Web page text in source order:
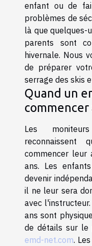
enfant ou de
problèmes de
là que quelques-
parents sont
hivernale. Nous
de préparer
serrage des skis
Quand un
commencer
Les
commencer
ans. Les
devenir
il ne leur sera
avec
ans sont
de détails sur le
emd-net.com.